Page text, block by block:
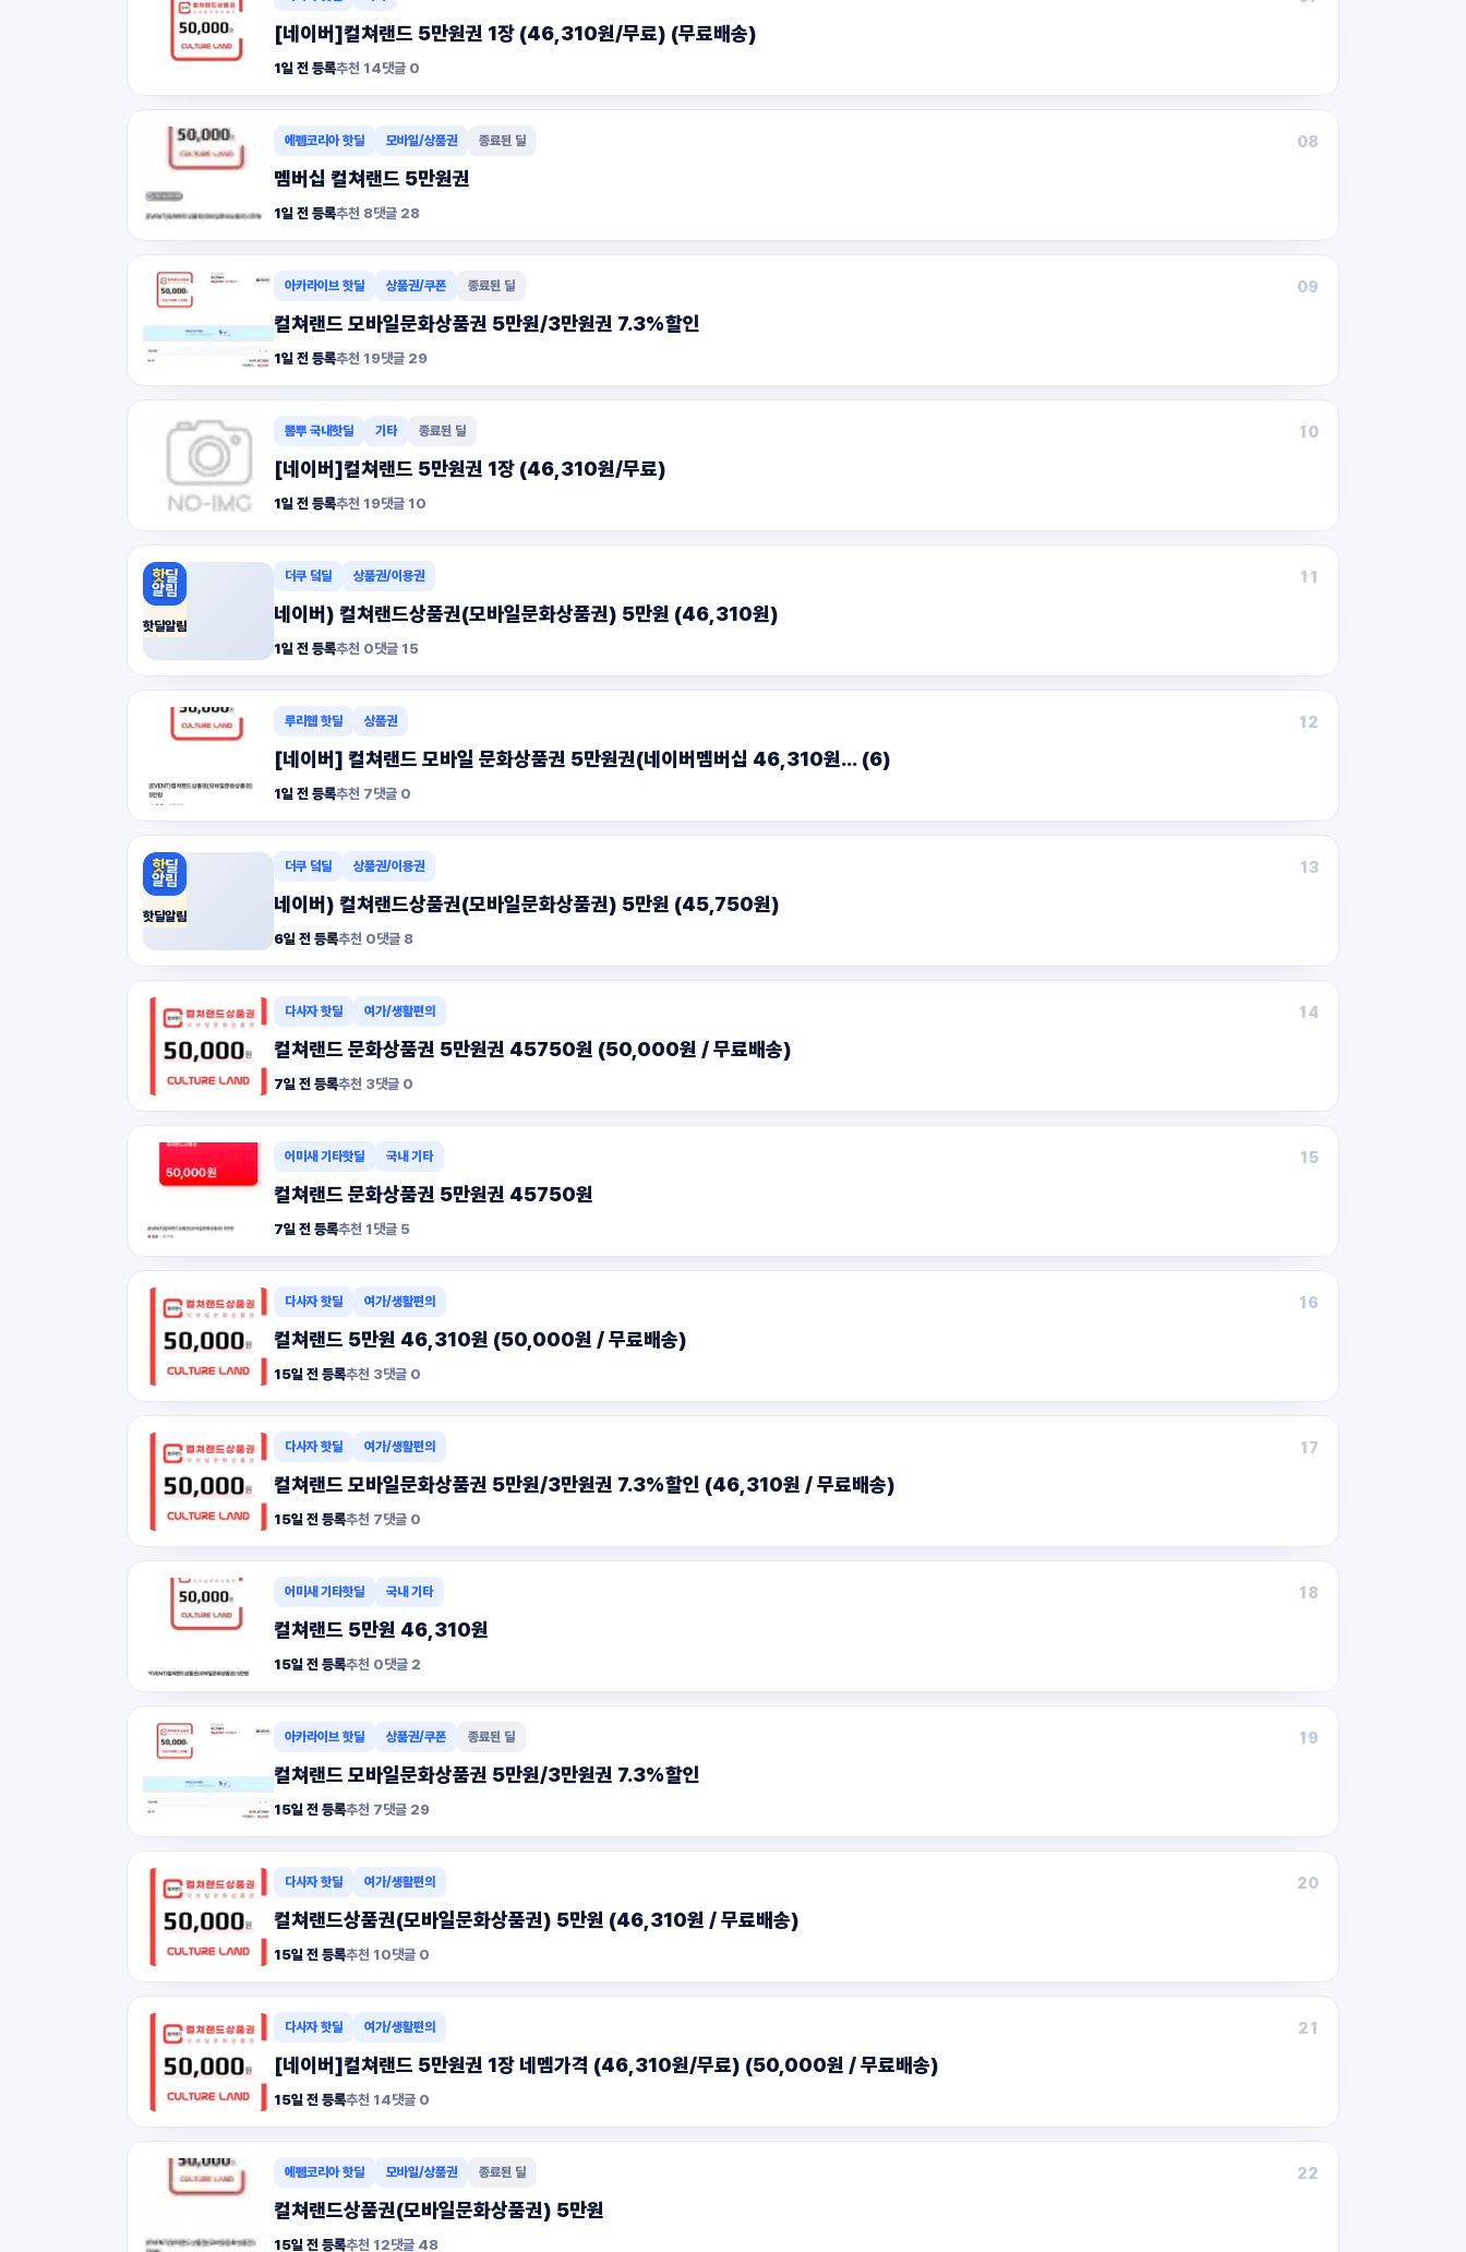
[네이버]컬쳐랜드 5만원권 1장 (46,310원/무료) (무료배송)
1일 전 등록추천 14댓글 0
에펨코리아 핫딜 모바일/상품권 종료된 딜
멤버십 컬쳐랜드 5만원권
1일 전 등록추천 8댓글 28
08
아카라이브 핫딜 상품권/쿠폰 종료된 딜
컬쳐랜드 모바일문화상품권 5만원/3만원권 7.3%할인
1일 전 등록추천 19댓글 29
09
뽐뿌 국내핫딜 기타 종료된 딜
[네이버]컬쳐랜드 5만원권 1장 (46,310원/무료)
1일 전 등록추천 19댓글 10
10
핫딜알림
더쿠 덬딜 상품권/이용권
네이버) 컬쳐랜드상품권(모바일문화상품권) 5만원 (46,310원)
1일 전 등록추천 0댓글 15
11
루리웹 핫딜 상품권
[네이버] 컬쳐랜드 모바일 문화상품권 5만원권(네이버멤버십 46,310원... (6)
1일 전 등록추천 7댓글 0
12
핫딜알림
더쿠 덬딜 상품권/이용권
네이버) 컬쳐랜드상품권(모바일문화상품권) 5만원 (45,750원)
6일 전 등록추천 0댓글 8
13
다사자 핫딜 여가/생활편의
컬쳐랜드 문화상품권 5만원권 45750원 (50,000원 / 무료배송)
7일 전 등록추천 3댓글 0
14
어미새 기타핫딜 국내 기타
컬쳐랜드 문화상품권 5만원권 45750원
7일 전 등록추천 1댓글 5
15
다사자 핫딜 여가/생활편의
컬쳐랜드 5만원 46,310원 (50,000원 / 무료배송)
15일 전 등록추천 3댓글 0
16
다사자 핫딜 여가/생활편의
컬쳐랜드 모바일문화상품권 5만원/3만원권 7.3%할인 (46,310원 / 무료배송)
15일 전 등록추천 7댓글 0
17
어미새 기타핫딜 국내 기타
컬쳐랜드 5만원 46,310원
15일 전 등록추천 0댓글 2
18
아카라이브 핫딜 상품권/쿠폰 종료된 딜
컬쳐랜드 모바일문화상품권 5만원/3만원권 7.3%할인
15일 전 등록추천 7댓글 29
19
다사자 핫딜 여가/생활편의
컬쳐랜드상품권(모바일문화상품권) 5만원 (46,310원 / 무료배송)
15일 전 등록추천 10댓글 0
20
다사자 핫딜 여가/생활편의
[네이버]컬쳐랜드 5만원권 1장 네멤가격 (46,310원/무료) (50,000원 / 무료배송)
15일 전 등록추천 14댓글 0
21
에펨코리아 핫딜 모바일/상품권 종료된 딜
컬쳐랜드상품권(모바일문화상품권) 5만원
15일 전 등록추천 12댓글 48
22